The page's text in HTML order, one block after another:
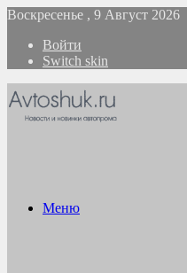
Воскресенье , 9 Август 2026
Войти
Switch skin
Меню